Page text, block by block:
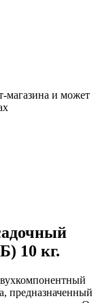
магазина и может
10 кг.
предназначенный